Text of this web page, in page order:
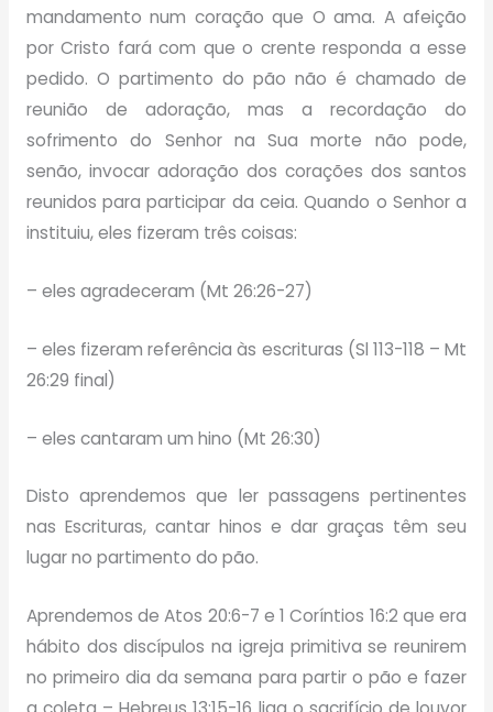
mandamento num coração que O ama. A afeição
por Cristo fará com que o crente responda a esse
pedido. O partimento do pão não é chamado de
reunião de adoração, mas a recordação do
sofrimento do Senhor na Sua morte não pode,
senão, invocar adoração dos corações dos santos
reunidos para participar da ceia. Quando o Senhor a
instituiu, eles fizeram três coisas:
– eles agradeceram (Mt 26:26-27)
– eles fizeram referência às escrituras (Sl 113-118 – Mt
26:29 final)
– eles cantaram um hino (Mt 26:30)
Disto aprendemos que ler passagens pertinentes
nas Escrituras, cantar hinos e dar graças têm seu
lugar no partimento do pão.
Aprendemos de Atos 20:6-7 e 1 Coríntios 16:2 que era
hábito dos discípulos na igreja primitiva se reunirem
no primeiro dia da semana para partir o pão e fazer